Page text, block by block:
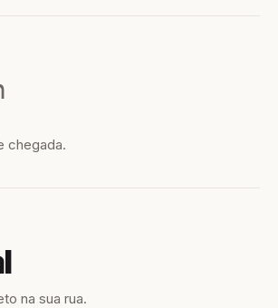
chegada.
na sua rua.